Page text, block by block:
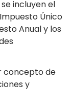
incluyen el
Único
Anual y los
concepto de
y